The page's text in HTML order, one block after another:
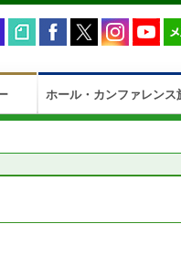
ホール・カンファレンス